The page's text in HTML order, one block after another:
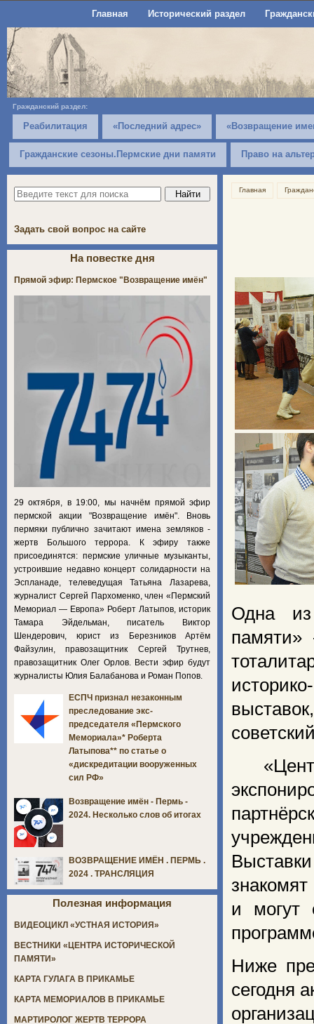
Главная Исторический раздел
Гражданский раздел:
Реабилитация «Последний адрес» «Возвращение
Гражданские сезоны.Пермские дни памяти Право на
Главная
Одна из
памяти»
и могут
Ниже
сегодня
Задать свой вопрос на сайте
На повестке дня
Прямой эфир: Пермское "Возвращение имён"
29 октября, в 19:00, мы начнём прямой эфир
пермской акции "Возвращение имён". Вновь
пермяки публично зачитают имена земляков -
жертв Большого террора. К эфиру также
присоединятся: пермские уличные музыканты,
устроившие недавно концерт солидарности на
Эспланаде, телеведущая Татьяна Лазарева,
журналист Сергей Пархоменко, член «Пермский
Мемориал — Европа» Роберт Латыпов, историк
Тамара Эйдельман, писатель Виктор
Шендерович, юрист из Березников Артём
Файзулин, правозащитник Сергей Трутнев,
правозащитник Олег Орлов. Вести эфир будут
журналисты Юлия Балабанова и Роман Попов.
ЕСПЧ признал незаконным
преследование экс-
председателя «Пермского
Мемориала»* Роберта
Латыпова** по статье о
«дискредитации вооруженных
сил РФ»
Возвращение имён - Пермь -
2024. Несколько слов об итогах
ВОЗВРАЩЕНИЕ ИМЁН . ПЕРМЬ .
2024 . ТРАНСЛЯЦИЯ
Полезная информация
ВИДЕОЦИКЛ «УСТНАЯ ИСТОРИЯ»
ВЕСТНИКИ «ЦЕНТРА ИСТОРИЧЕСКОЙ
ПАМЯТИ»
КАРТА ГУЛАГА В ПРИКАМЬЕ
КАРТА МЕМОРИАЛОВ В ПРИКАМЬЕ
МАРТИРОЛОГ ЖЕРТВ ТЕРРОРА